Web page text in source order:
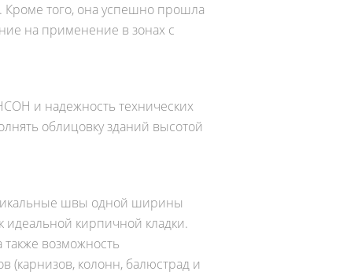
Кроме того, она успешно прошла
на применение в зонах с
и надежность технических
облицовку зданий высотой
швы одной ширины
идеальной кирпичной кладки.
возможность
(карнизов, колонн, балюстрад и